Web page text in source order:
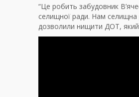
“Це робить забудовник
селищної ради. Нам селищна
дозволили нищити ДОТ, який